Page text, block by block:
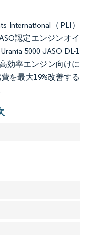
International（PLI）
認定エンジンオイ
5000 JASO DL-1
効率エンジン向けに
を最大19%改善する